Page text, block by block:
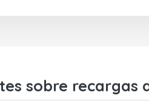
sobre recargas